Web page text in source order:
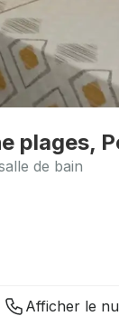
plages,
de bain
Afficher le